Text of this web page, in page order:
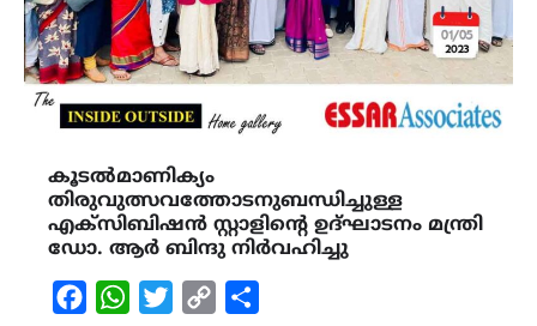
കൂടൽമാണിക്യം
തിരുവുത്സവത്തോടനുബന്ധിച്ചുള്ള
എക്സിബിഷൻ സ്റ്റാളിന്‍റെ ഉദ്ഘാടനം മന്ത്രി
ഡോ. ആർ ബിന്ദു നിർവഹിച്ചു
FacebookWhatsAppTwitterCopy